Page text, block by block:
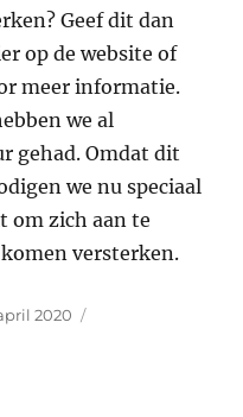
Geef dit dan
op de website of
meer informatie.
we al
gehad. Omdat dit
we nu speciaal
om zich aan te
versterken.
2020